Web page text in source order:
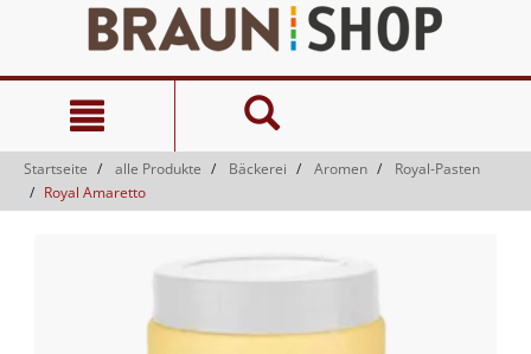
springen
Navigationsmenü
springen
Startseite alle Produkte Bäckerei Aromen
Royal-Pasten
Royal Amaretto